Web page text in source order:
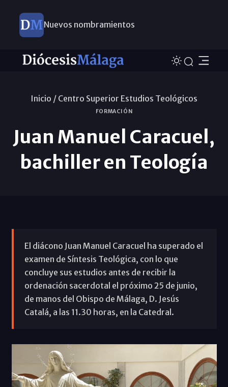
Nuevos nombramientos
Inicio / Centro Superior Estudios Teológicos
FORMACIÓN
Juan Manuel Caracuel,
bachiller en Teología
El diácono Juan Manuel Caracuel ha superado el
examen de Síntesis Teológica, con lo que
concluye sus estudios antes de recibir la
ordenación sacerdotal el próximo 25 de junio,
de manos del Obispo de Málaga, D. Jesús
Catalá, a las 11.30 horas, en la Catedral.